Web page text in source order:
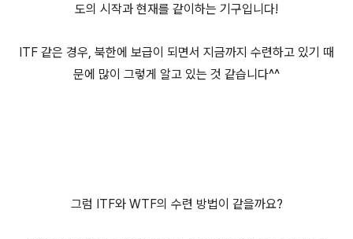
도의 시작과 현재를 같이하는 기구입니다!
ITF 같은 경우, 북한에 보급이 되면서 지금까지 수련하고 있기 때
문에 많이 그렇게 알고 있는 것 같습니다^^
그럼 ITF와 WTF의 수련 방법이 같을까요?